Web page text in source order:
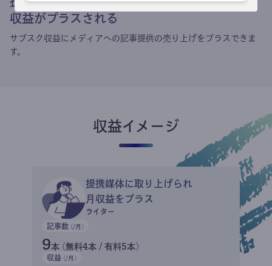
収益がプラスされる
サブスク収益にメディアへの記事提供の売り上げをプラスできま
す。
収益イメージ
提携媒体に取り上げられ
月収益をプラス
ライター
記事数 (/月)
9本 (無料4本 / 有料5本)
収益 (/月)